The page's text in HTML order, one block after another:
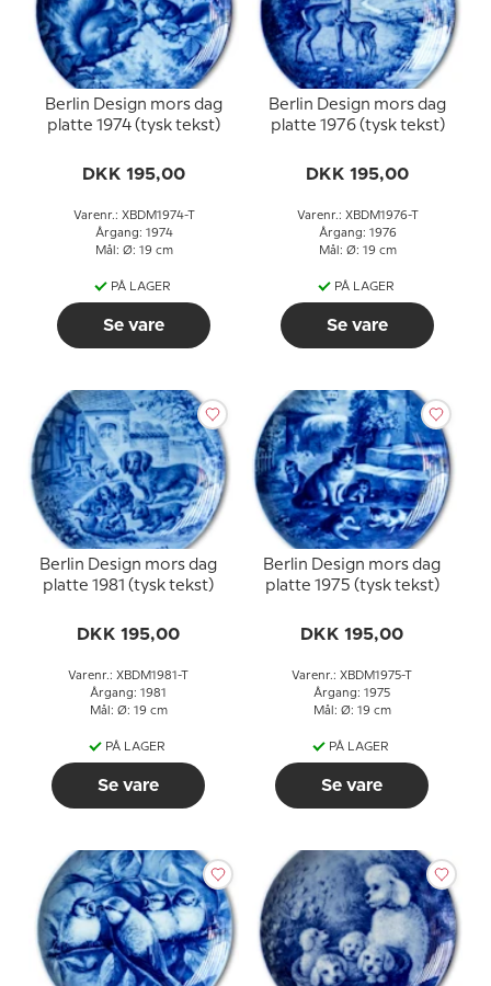
Berlin Design mors dag
platte 1974 (tysk tekst)
DKK 195,00
Varenr.: XBDM1974-T
Årgang: 1974
Mål: Ø: 19 cm
PÅ LAGER
Se vare
Berlin Design mors dag
platte 1976 (tysk tekst)
DKK 195,00
Varenr.: XBDM1976-T
Årgang: 1976
Mål: Ø: 19 cm
PÅ LAGER
Se vare
Berlin Design mors dag
platte 1981 (tysk tekst)
DKK 195,00
Varenr.: XBDM1981-T
Årgang: 1981
Mål: Ø: 19 cm
PÅ LAGER
Se vare
Berlin Design mors dag
platte 1975 (tysk tekst)
DKK 195,00
Varenr.: XBDM1975-T
Årgang: 1975
Mål: Ø: 19 cm
PÅ LAGER
Se vare